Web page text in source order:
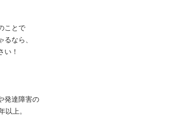
ことで
なら、
い！
発達障害の
以上。